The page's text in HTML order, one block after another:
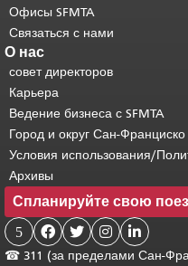
Офисы SFMTA
Связаться с нами
О нас
совет директоров
Карьера
Ведение бизнеса с SFMTA
Город и округ Сан-Франциско
Условия использования/
Архивы
Спланируйте свою
5    
☎ 311 (за пределами Сан-